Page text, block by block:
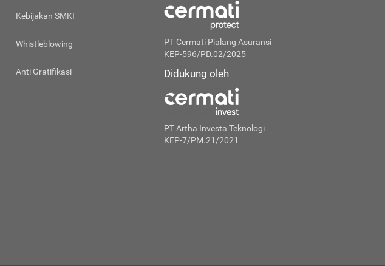
Kebijakan SMKI
Whistleblowing
Anti Gratifikasi
PT Cermati Pialang Asuransi
KEP-596/PD.02/2025
Didukung oleh
PT Artha Investa Teknologi
KEP-7/PM.21/2021